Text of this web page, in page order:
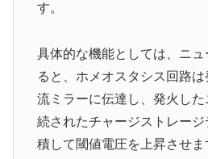
す。
具体的な機能としては、ニ
ると、ホメオスタシス回路
流ミラーに伝達し、発火し
続されたチャージストレー
積して閾値電圧を上昇させ